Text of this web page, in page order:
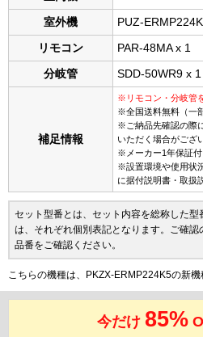
室外機 PUZ-
リモコン PAR-48MA x 1
分岐管 SDD-50WR9 x 1
補足情報
※リモコン・分岐管
※全国送料無料（一
※ご納品先確認の際
いただく場合がござ
※メーカー1年保証付
※設置環境や使用状
に据付説明書・取扱
セット型番とは、セット内容を総称した
は、それぞれ個別表記となります。ご確
品番をご確認ください。
こちらの機種は、PKZX-ERMP224K5の新機
今だけ 85%